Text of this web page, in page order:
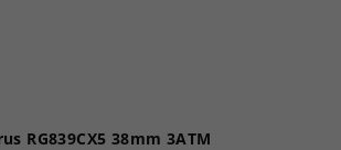
RG839CX5 38mm 3ATM